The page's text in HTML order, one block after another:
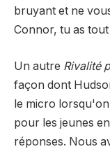
bruyant et ne
Connor, tu as
Un autre Rivalité
façon dont
le micro
pour les jeunes
réponses. Nous